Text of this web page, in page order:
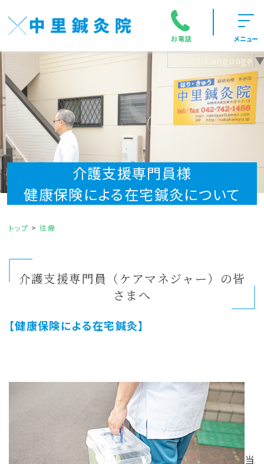
お電話 メニュー
Select Language
介護支援専門員様
健康保険による在宅鍼灸について
トップ 往療
介護支援専門員（ケアマネジャー）の皆
さまへ
【健康保険による在宅鍼灸】
当